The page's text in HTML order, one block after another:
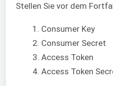
Stellen Sie vor dem
Consumer Key
Consumer Secret
Access Token
Access Token